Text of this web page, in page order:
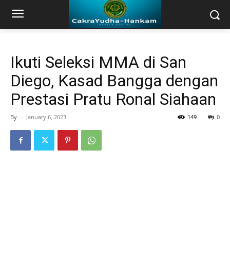
Ikuti Seleksi MMA di San
Diego, Kasad Bangga dengan
Prestasi Pratu Ronal Siahaan
By - January 6, 2023 0
149